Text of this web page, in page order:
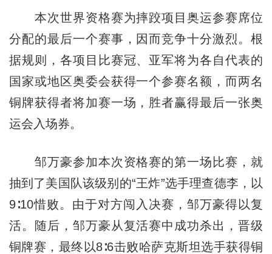
本次世界资格赛为摔跤项目奥运参赛席位
分配的最后一个赛事，因而竞争十分激烈。根
据规则，各项目比赛冠、亚军将为各自代表的
国家或地区奥委会获得一个参赛名额，而两名
铜牌获得者将加赛一场，胜者赢得最后一张奥
运会入场券。
邹万豪参加本次资格赛的第一场比赛，就
抽到了美国队该级别的“王炸”选手理查德李，以
9∶10惜败。由于对方闯入决赛，邹万豪得以复
活。随后，邹万豪从复活赛中成功杀出，晋级
铜牌赛，最终以8∶6击败哈萨克斯坦选手获得铜